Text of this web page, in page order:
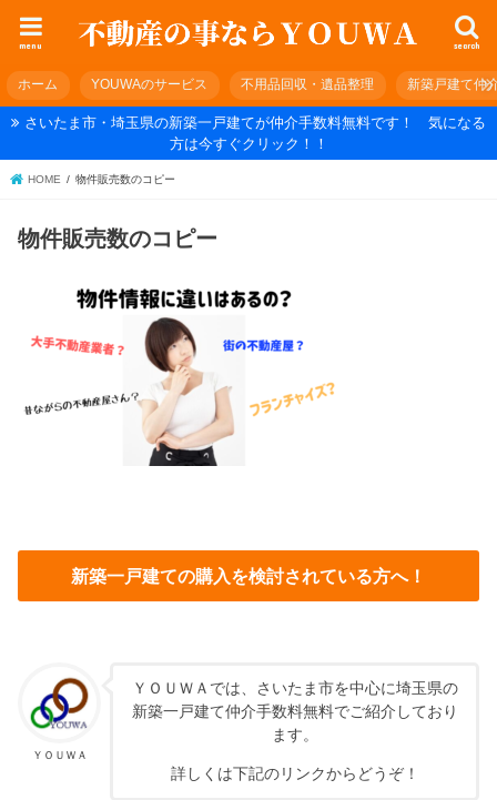
search
menu
ホーム YOUWAのサービス 不用品回収・遺品整理 新築戸建て仲
さいたま市・埼玉県の新築一戸建てが仲介手数料無料です！ 気になる
方は今すぐクリック！！
HOME 物件販売数のコピー
物件販売数のコピー
新築一戸建ての購入を検討されている方へ！
ＹＯＵＷＡ
ＹＯＵＷＡでは、さいたま市を中心に埼玉県の
新築一戸建て仲介手数料無料でご紹介しており
ます。
詳しくは下記のリンクからどうぞ！